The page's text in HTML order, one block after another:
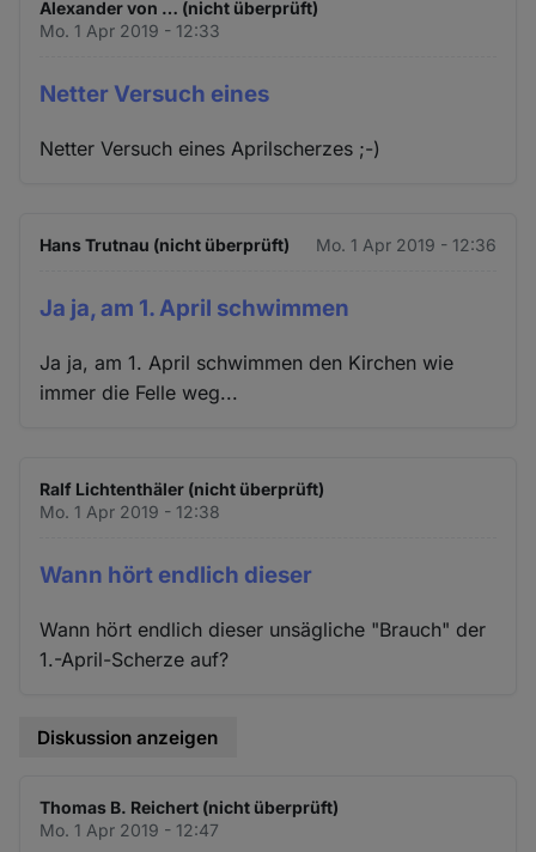
Alexander von … (nicht überprüft)
Mo. 1 Apr 2019 - 12:33
Netter Versuch eines
Netter Versuch eines Aprilscherzes ;-)
Hans Trutnau (nicht überprüft) Mo. 1 Apr 2019 - 12:36
Ja ja, am 1. April schwimmen
Ja ja, am 1. April schwimmen den Kirchen wie
immer die Felle weg...
Ralf Lichtenthäler (nicht überprüft)
Mo. 1 Apr 2019 - 12:38
Wann hört endlich dieser
Wann hört endlich dieser unsägliche "Brauch" der
1.-April-Scherze auf?
Diskussion anzeigen
Thomas B. Reichert (nicht überprüft)
Mo. 1 Apr 2019 - 12:47